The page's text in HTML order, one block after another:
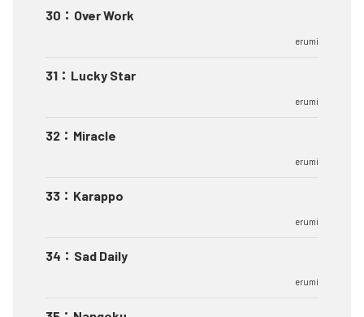
30 ： Over Work
erumi
31 ： Lucky Star
erumi
32 ： Miracle
erumi
33 ： Karappo
erumi
34 ： Sad Daily
erumi